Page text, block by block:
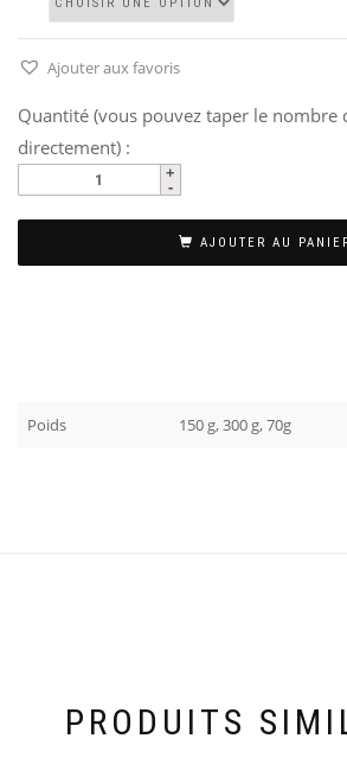
Ajouter aux favoris
Quantité (vous pouvez taper le nombre
directement) :
AJOUTER AU
Poids 150 g, 300 g, 70g
PRODUITS